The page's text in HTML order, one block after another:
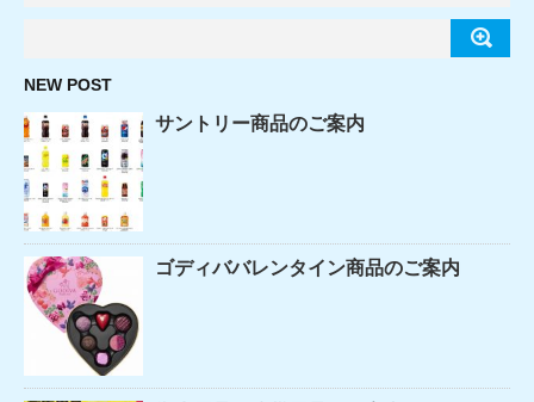
NEW POST
サントリー商品のご案内
ゴディババレンタイン商品のご案内